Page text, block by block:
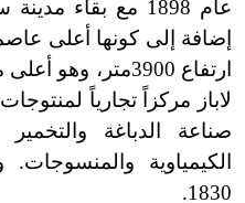
عام 1898 مع
إضافة إلى كونها أعلى
ارتفاع 3900متر،
لاباز مركزاً تجارياً
صناعة الدباغة
الكيمياوية
1830.